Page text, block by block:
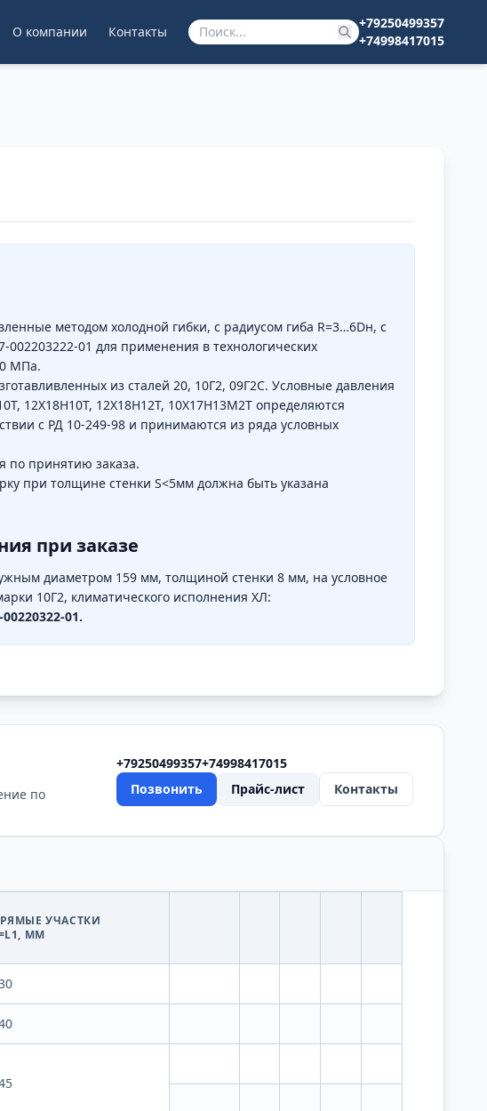
О компании Контакты
+79250499357
+74998417015
методом холодной гибки, с радиусом гиба R=3…6Dн, с
002203222-01 для применения в технологических
МПа.
из сталей 20, 10Г2, 09Г2С. Условные давления
12Х18Н10Т, 12Х18Н12Т, 10Х17Н13М2Т определяются
с РД 10-249-98 и принимаются из ряда условных
по принятию заказа.
при толщине стенки S<5мм должна быть указана
при заказе
диаметром 159 мм, толщиной стенки 8 мм, на условное
10Г2, климатического исполнения ХЛ:
01.
по
+79250499357+74998417015
Позвонить
Прайс-лист Контакты
УЧАСТКИ
ММ